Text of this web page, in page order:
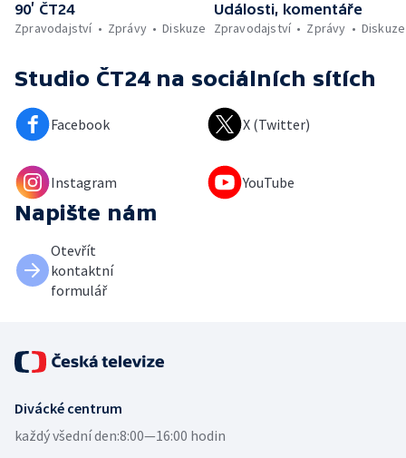
90’ ČT24
Zpravodajství
Zprávy Diskuze
Události, komentáře
Zpravodajství
Zprávy Diskuze
Studio ČT24 na sociálních sítích
Facebook X (Twitter)
Instagram YouTube
Napište nám
Otevřít
kontaktní
formulář
Divácké centrum
každý všední den:8:00—16:00 hodin